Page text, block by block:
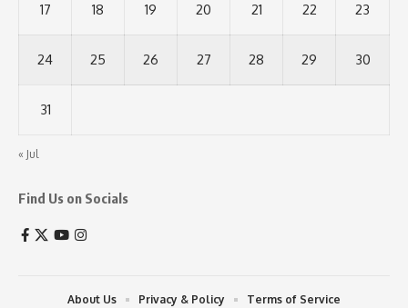
17 18 19 20 21 22 23
24 25 26 27 28 29 30
31
« Jul
Find Us on Socials
About Us Privacy & Policy Terms of Service